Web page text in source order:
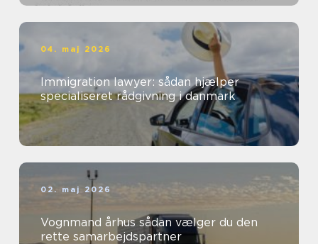
04. maj 2026
Immigration lawyer: sådan hjælper
specialiseret rådgivning i danmark
02. maj 2026
Vognmand århus sådan vælger du den
rette samarbejdspartner